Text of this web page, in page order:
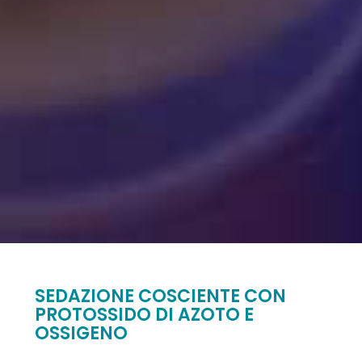
SEDAZIONE COSCIENTE CON
PROTOSSIDO DI AZOTO E
OSSIGENO